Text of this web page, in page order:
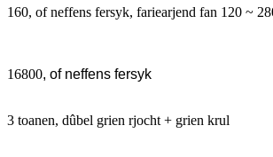
160, of neffens fersyk, fariearjend fan 120 ~
16800, of neffens fersyk
3 toanen, dûbel grien rjocht + grien krul